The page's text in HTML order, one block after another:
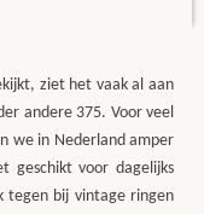
ziet het vaak al aan
andere 375. Voor veel
we in Nederland amper
geschikt voor dagelijks
tegen bij vintage ringen